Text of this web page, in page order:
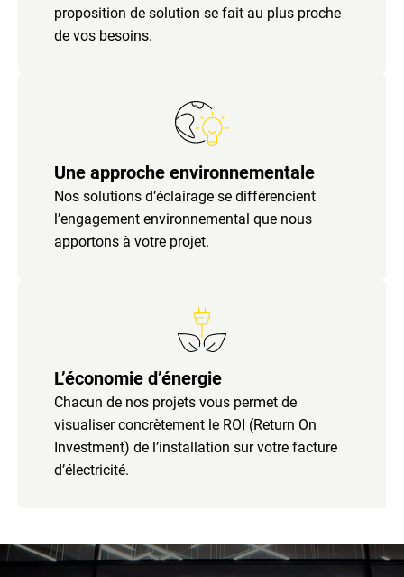
proposition de solution se fait au plus proche
de vos besoins.
Une approche environnementale
Nos solutions d’éclairage se différencient
l’engagement environnemental que nous
apportons à votre projet.
L’économie d’énergie
Chacun de nos projets vous permet de
visualiser concrètement le ROI (Return On
Investment) de l’installation sur votre facture
d’électricité.